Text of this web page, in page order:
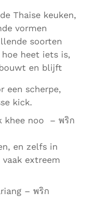
Thaise keuken,
vormen
soorten
heet iets is,
en blijft
een scherpe,
kick.
khee noo – พริก
en zelfs in
extreem
– พริก